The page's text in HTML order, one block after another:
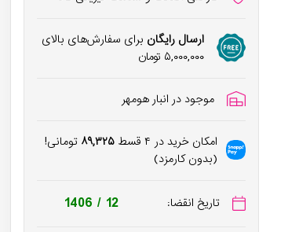
ارسال رایگان برای سفارش‌های بالای
۵,۰۰۰,۰۰۰ تومان
موجود در انبار هومهر
امکان خرید در ۴ قسط ۸۹,۳۲۵ تومانی!
(بدون کارمزد)
تاریخ انقضا: 1406 / 12